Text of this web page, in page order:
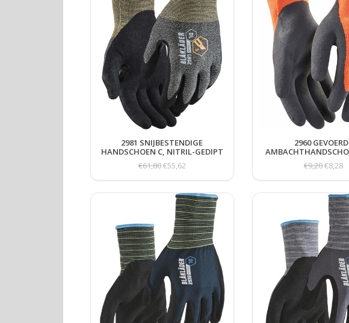
2981 SNIJBESTENDIGE
HANDSCHOEN C, NITRIL-GEDIPT
€61,80€55,62
2960
10 GAUGE
€9,20€8,28